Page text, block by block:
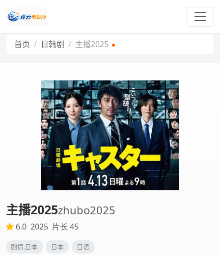
首页 日韩剧 主播2025
主播2025zhubo2025
6.0 2025 片长 45
剧情,日本 日本 日语